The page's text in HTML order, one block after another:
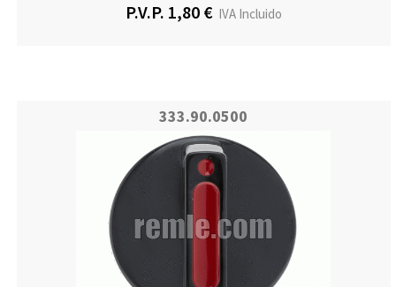
P.V.P. 1,80 €IVA Incluido
333.90.0500